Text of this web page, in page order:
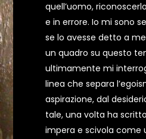
quell’uomo,
e in errore. Io mi sono
se lo avesse detto a
un quadro su questo
ultimamente mi
linea che separa
aspirazione, dal
tale, una volta ha
impera e scivola come